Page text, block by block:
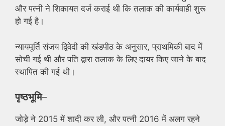
और पत्नी ने शिकायत दर्ज कराई थी कि तलाक की कार्यवाही शुरू
हो गई है।
न्यायमूर्ति संजय द्विवेदी की खंडपीठ के अनुसार, प्राथमिकी बाद में
सोची गई थी और पति द्वारा तलाक के लिए दायर किए जाने के बाद
स्थापित की गई थी।
पृष्ठभूमि–
जोड़े ने 2015 में शादी कर ली, और पत्नी 2016 में अलग रहने